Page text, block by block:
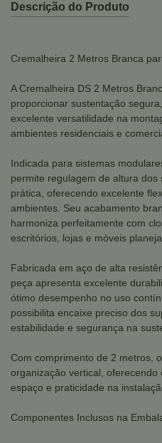
Descrição do Produto
Cremalheira 2 Metros Branca
A Cremalheira DS 2 Metros
proporcionar sustentação
excelente versatilidade na
ambientes residenciais e
Indicada para sistemas
permite regulagem de altura
prática, oferecendo excelente
ambientes. Seu acabamento
harmoniza perfeitamente com
escritórios, lojas e móveis
Fabricada em aço de alta
peça apresenta excelente
ótimo desempenho no uso
possibilita encaixe preciso dos
estabilidade e segurança na
Com comprimento de 2 metros,
organização vertical,
espaço e praticidade na
Componentes Inclusos na